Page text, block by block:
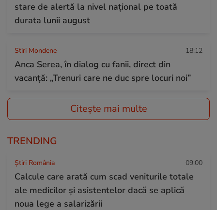
stare de alertă la nivel național pe toată
durata lunii august
Stiri Mondene 18:12
Anca Serea, în dialog cu fanii, direct din
vacanță: „Trenuri care ne duc spre locuri noi”
Citește mai multe
TRENDING
Știri România 09:00
Calcule care arată cum scad veniturile totale
ale medicilor și asistentelor dacă se aplică
noua lege a salarizării